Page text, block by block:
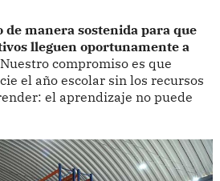
de manera sostenida para que
lleguen oportunamente a
compromiso es que
el año escolar sin los recursos
el aprendizaje no puede